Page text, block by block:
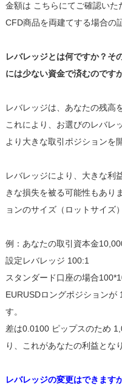
金額は こちらにてご確認いた
CFD商品を両建てする場合の
レバレッジとは何ですか？そ
には少ない資金で済むのです
レバレッジは、あなたの残高
これにより、お選びのレバレ
より大きな取引ポジションを
レバレッジにより、大きな利
きな損失を被る可能性もあり
ョンのサイズ（ロットサイズ
例：あなたの取引資本金
設定レバレッジ 100:1
スタンダード口座の場合
EURUSDロングポジションが
す。
差は0.0100 ピップスのため
り、これがあなたの利益とな
レバレッジの変更はできます